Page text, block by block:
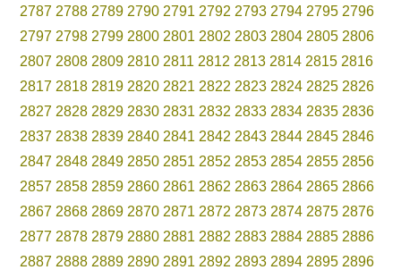
2787 2788 2789 2790 2791 2792 2793 2794 2795 2796
2797 2798 2799 2800 2801 2802 2803 2804 2805 2806
2807 2808 2809 2810 2811 2812 2813 2814 2815 2816
2817 2818 2819 2820 2821 2822 2823 2824 2825 2826
2827 2828 2829 2830 2831 2832 2833 2834 2835 2836
2837 2838 2839 2840 2841 2842 2843 2844 2845 2846
2847 2848 2849 2850 2851 2852 2853 2854 2855 2856
2857 2858 2859 2860 2861 2862 2863 2864 2865 2866
2867 2868 2869 2870 2871 2872 2873 2874 2875 2876
2877 2878 2879 2880 2881 2882 2883 2884 2885 2886
2887 2888 2889 2890 2891 2892 2893 2894 2895 2896